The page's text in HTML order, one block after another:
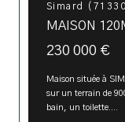
Simard
MAISON
230 000 €
Maison située à
sur un terrain de
bain, un toilette....